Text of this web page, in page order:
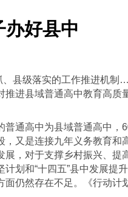
办好县中
县级落实的工作推进机制
进县域普通高中教育高质
通高中为县域普通高中，
又是连接九年义务教育和
，对于支撑乡村振兴、提
划和“十四五”县中发展提
仍然存在不足。《行动计